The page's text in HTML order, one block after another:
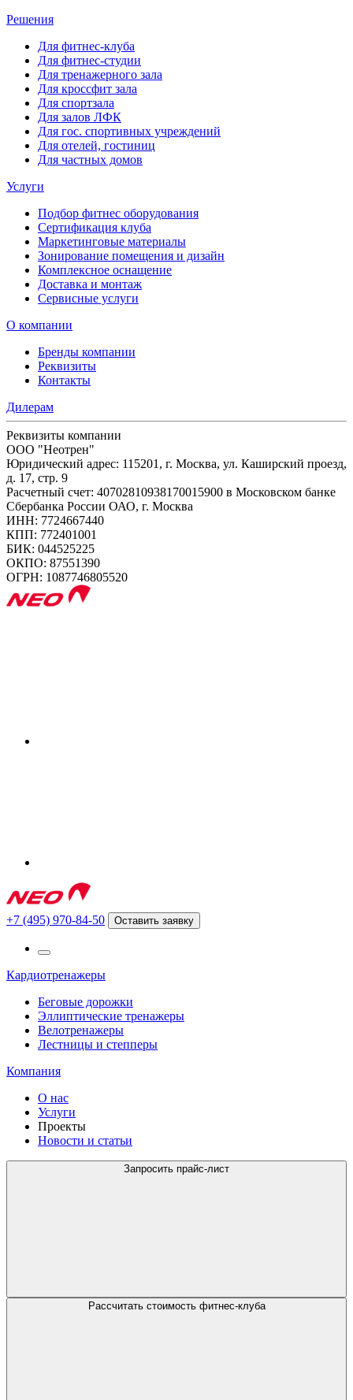
Решения
Для фитнес-клуба
Для фитнес-студии
Для тренажерного зала
Для кроссфит зала
Для спортзала
Для залов ЛФК
Для гос. спортивных учреждений
Для отелей, гостиниц
Для частных домов
Услуги
Подбор фитнес оборудования
Сертификация клуба
Маркетинговые материалы
Зонирование помещения и дизайн
Комплексное оснащение
Доставка и монтаж
Сервисные услуги
О компании
Бренды компании
Реквизиты
Контакты
Дилерам
Реквизиты компании
ООО "Неотрен"
Юридический адрес: 115201, г. Москва, ул. Каширский проезд,
д. 17, стр. 9
Расчетный счет: 40702810938170015900 в Московском банке
Сбербанка России ОАО, г. Москва
ИНН: 7724667440
КПП: 772401001
БИК: 044525225
ОКПО: 87551390
ОГРН: 1087746805520
+7 (495) 970-84-50 Оставить заявку
Кардиотренажеры
Беговые дорожки
Эллиптические тренажеры
Велотренажеры
Лестницы и степперы
Компания
О нас
Услуги
Проекты
Новости и статьи
Запросить прайс-лист
Рассчитать стоимость фитнес-клуба